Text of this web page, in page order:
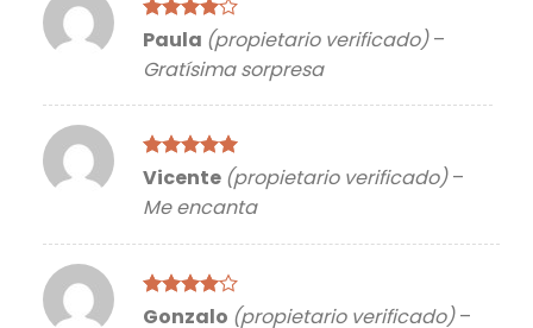
Valorado
de
5
Paula (propietario verificado) –
Gratísima sorpresa
Valorado
de 5
Vicente (propietario verificado) –
Me encanta
Valorado
Gonzalo (propietario verificado) –